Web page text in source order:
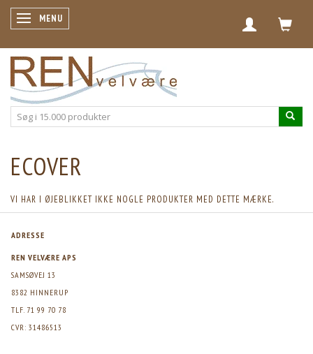
SKIFTE NAVIGATION
MENU
ECOVER
VI HAR I ØJEBLIKKET IKKE NOGLE PRODUKTER MED DETTE MÆRKE.
ADRESSE
REN VELVÆRE APS
SAMSØVEJ 13
8382 HINNERUP
TLF. 71 99 70 78
CVR: 31486513